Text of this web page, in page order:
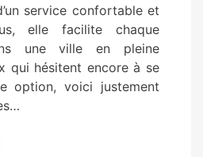
service confortable et
elle facilite chaque
une ville en pleine
qui hésitent encore à se
option, voici justement